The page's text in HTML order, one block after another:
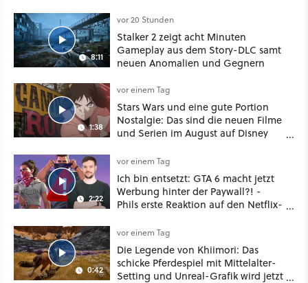
8:11
vor 20 Stunden
Stalker 2 zeigt acht Minuten
Gameplay aus dem Story-DLC samt
neuen Anomalien und Gegnern
1:38
vor einem Tag
Stars Wars und eine gute Portion
Nostalgie: Das sind die neuen Filme
und Serien im August auf Disney
2:22
vor einem Tag
Ich bin entsetzt: GTA 6 macht jetzt
Werbung hinter der Paywall?! -
Phils erste Reaktion auf den Netflix-
0:42
vor einem Tag
Die Legende von Khiimori: Das
schicke Pferdespiel mit Mittelalter-
Setting und Unreal-Grafik wird jetzt